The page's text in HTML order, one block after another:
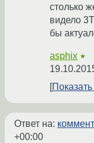
столько
видело
бы
asphix ★
Ответ на:
+00:00